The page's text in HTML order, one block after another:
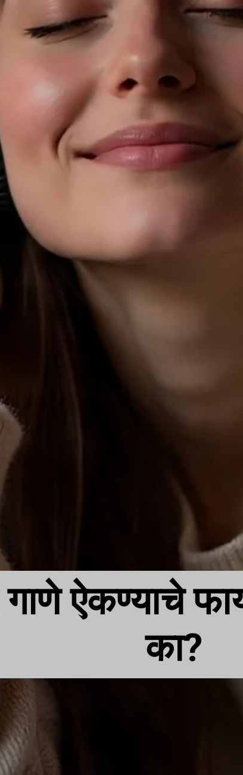
गाणे ऐकण्याचे
का?